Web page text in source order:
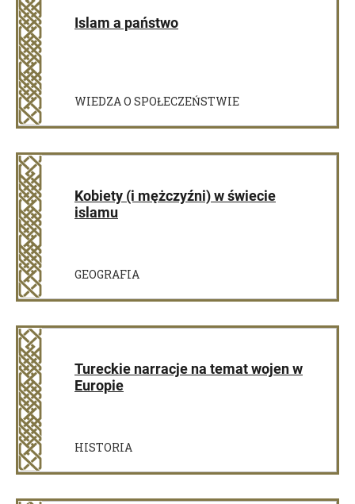
Islam a państwo
WIEDZA O SPOŁECZEŃSTWIE
Kobiety (i mężczyźni) w świecie
islamu
GEOGRAFIA
Tureckie narracje na temat wojen w
Europie
HISTORIA